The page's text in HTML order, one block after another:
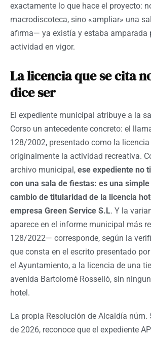
exactamente lo que hace el proyecto:
macrodiscoteca, sino «ampliar» una
afirma— ya existía y estaba amparada
actividad en vigor.
La licencia que se cita
dice ser
El expediente municipal atribuye a la
Corso un antecedente concreto: el
128/2002, presentado como la
originalmente la actividad recreativa.
archivo municipal, ese expediente no
con una sala de fiestas: es una
cambio de titularidad de la licencia
empresa Green Service S.L. Y la
aparece en el informe municipal más
128/2022— corresponde, según la
que consta en el escrito presentado
el Ayuntamiento, a la licencia de una
avenida Bartolomé Rosselló, sin
hotel.
La propia Resolución de Alcaldía núm.
de 2026, reconoce que el expediente